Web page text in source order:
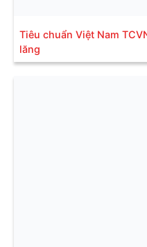
Tiêu chuẩn Việt Nam
lăng